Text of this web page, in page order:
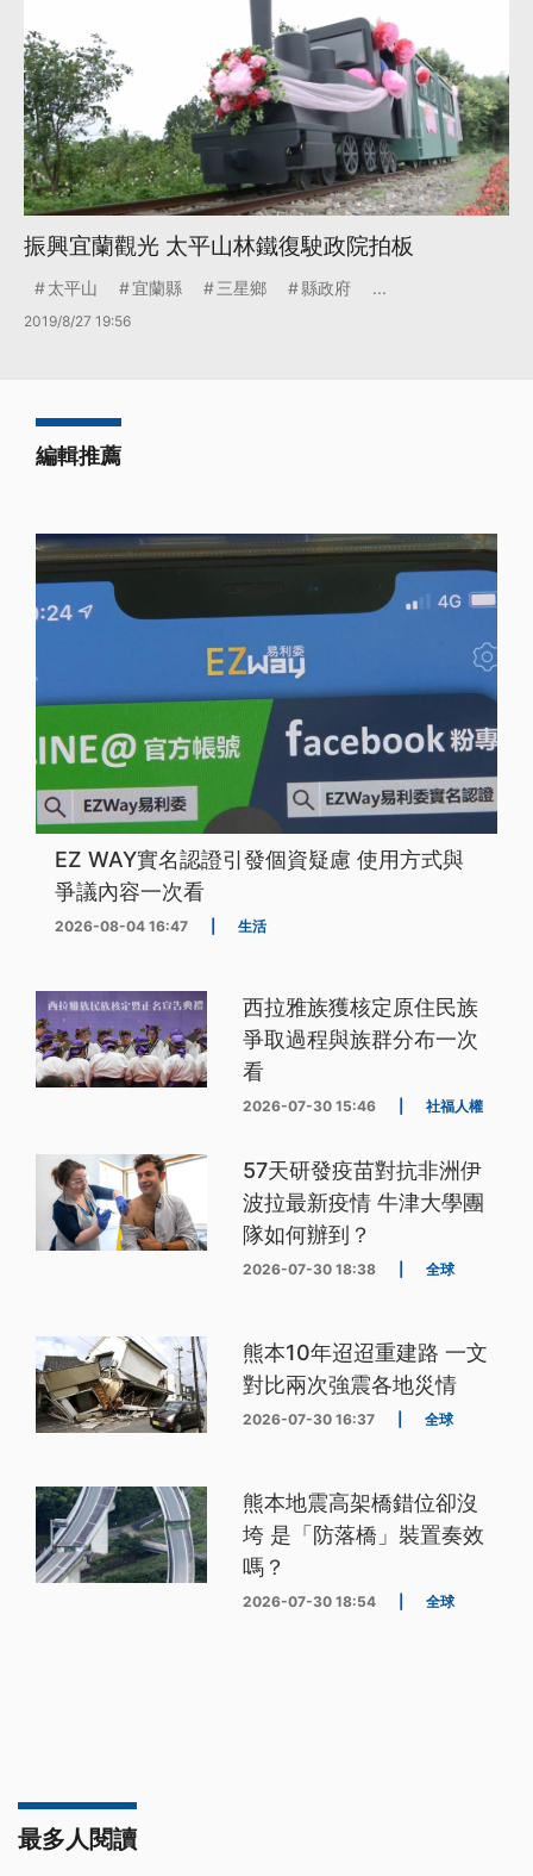
振興宜蘭觀光 太平山林鐵復駛政院拍板
太平山 宜蘭縣 三星鄉 縣政府 ...
2019/8/27 19:56
編輯推薦
EZ WAY實名認證引發個資疑慮 使用方式與
爭議內容一次看
2026-08-04 16:47 生活
西拉雅族獲核定原住民族
爭取過程與族群分布一次
看
2026-07-30 15:46 社福人權
57天研發疫苗對抗非洲伊
波拉最新疫情 牛津大學團
隊如何辦到？
2026-07-30 18:38 全球
熊本10年迢迢重建路 一文
對比兩次強震各地災情
2026-07-30 16:37 全球
熊本地震高架橋錯位卻沒
垮 是「防落橋」裝置奏效
嗎？
2026-07-30 18:54 全球
最多人閱讀